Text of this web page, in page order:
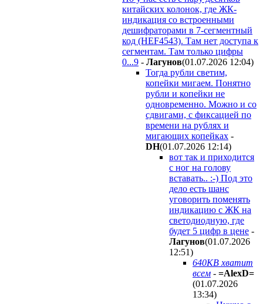
китайских колонок, где ЖК-
индикация со встроенными
дешифраторами в 7-сегментный
код (HEF4543). Там нет доступа к
сегментам. Там только цифры
0...9 - Лaгyнoв(01.07.2026 12:04)
Тогда рубли светим,
копейки мигаем. Понятно
рубли и копейки не
одновременно. Можно и со
сдвигами, с фиксацией по
времени на рублях и
мигающих копейках -
DH(01.07.2026 12:14)
вот так и приходится
с ног на голову
вставать.. :-) Под это
дело есть шанс
уговорить поменять
индикацию с ЖК на
светодиодную, где
будет 5 цифр в цене -
Лaгyнoв(01.07.2026
12:51)
640KB хватит
всем - =AlexD=
(01.07.2026
13:34)